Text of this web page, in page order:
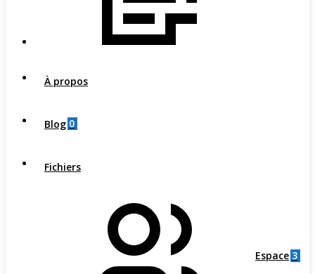
À propos
Blog 0
Fichiers
Espace 3